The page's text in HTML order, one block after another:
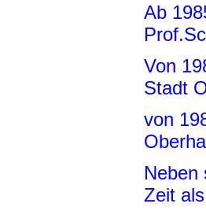
Ab
Von
Stadt
von
Neben
Zeit